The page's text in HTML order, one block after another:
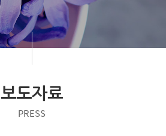
보도자료
PRESS